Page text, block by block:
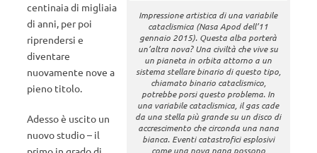
Impressione artistica di una variabile
cataclismica (Nasa Apod dell’11
gennaio 2015). Questa alba porterà
un’altra nova? Una civiltà che vive su
un pianeta in orbita attorno a un
sistema stellare binario di questo tipo,
chiamato binario cataclismico,
potrebbe porsi questo problema. In
una variabile cataclismica, il gas cade
da una stella più grande su un disco di
accrescimento che circonda una nana
bianca. Eventi catastrofici esplosivi
come una nova nana possono
centinaia di migliaia
di anni, per poi
riprendersi e
diventare
nuovamente nove a
pieno titolo.
Adesso è uscito un
nuovo studio – il